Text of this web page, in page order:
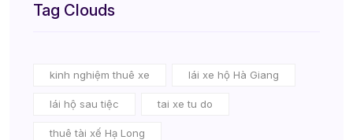
Tag Clouds
kinh nghiệm thuê xe lái xe hộ Hà Giang
lái hộ sau tiệc tai xe tu do
thuê tài xế Hạ Long